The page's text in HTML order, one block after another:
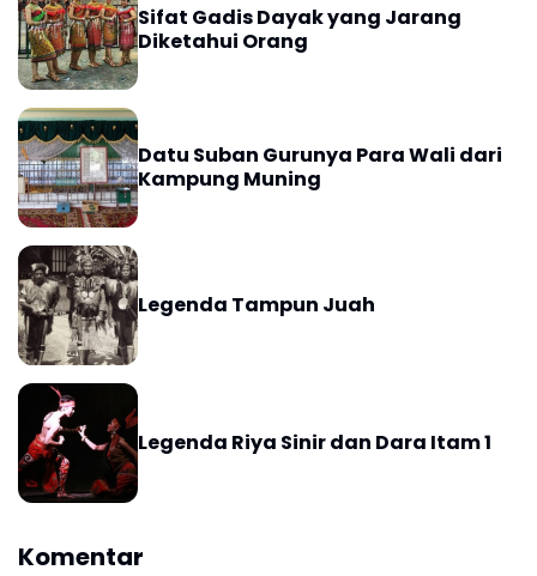
Sifat Gadis Dayak yang Jarang
Diketahui Orang
Datu Suban Gurunya Para Wali dari
Kampung Muning
Legenda Tampun Juah
Legenda Riya Sinir dan Dara Itam 1
Komentar